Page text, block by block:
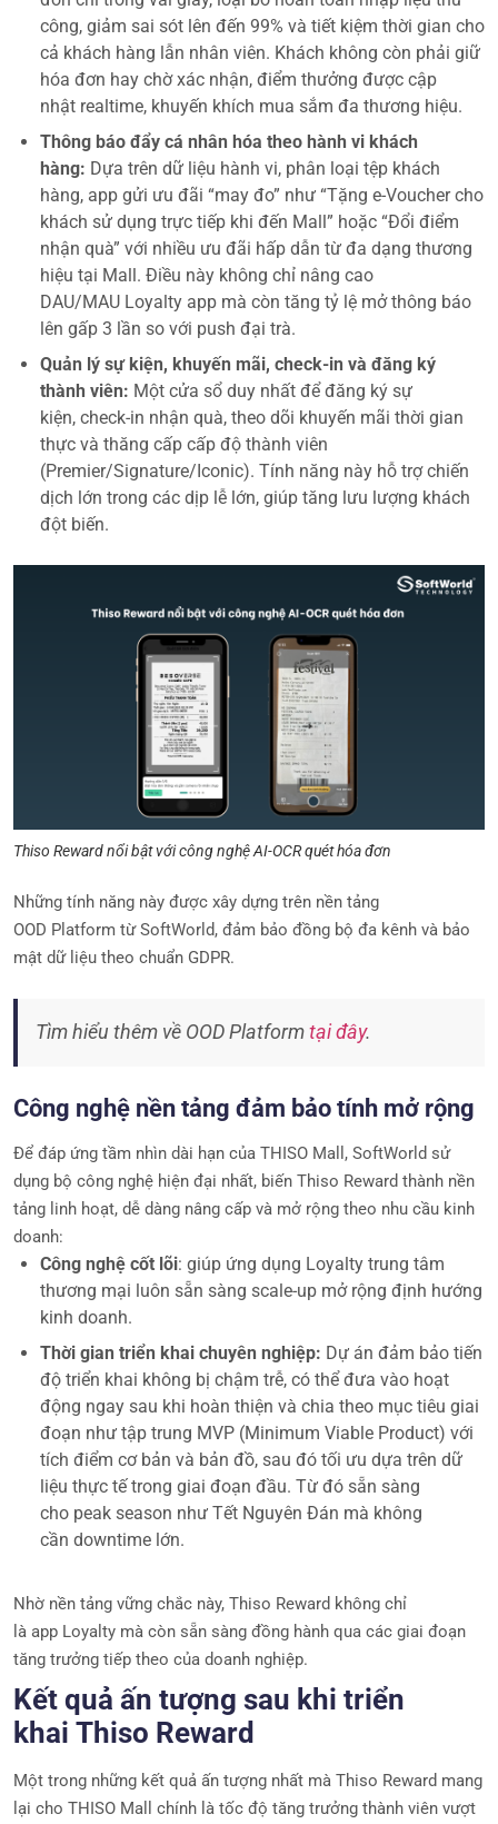
công, giảm sai sót lên đến 99% và tiết kiệm thời gian cho
cả khách hàng lẫn nhân viên. Khách không còn phải giữ
hóa đơn hay chờ xác nhận, điểm thưởng được cập
nhật realtime, khuyến khích mua sắm đa thương hiệu.
Thông báo đẩy cá nhân hóa theo hành vi khách
hàng: Dựa trên dữ liệu hành vi, phân loại tệp khách
hàng, app gửi ưu đãi “may đo” như “Tặng e-Voucher cho
khách sử dụng trực tiếp khi đến Mall” hoặc “Đổi điểm
nhận quà” với nhiều ưu đãi hấp dẫn từ đa dạng thương
hiệu tại Mall. Điều này không chỉ nâng cao
DAU/MAU Loyalty app mà còn tăng tỷ lệ mở thông báo
lên gấp 3 lần so với push đại trà.
Quản lý sự kiện, khuyến mãi, check-in và đăng ký
thành viên: Một cửa sổ duy nhất để đăng ký sự
kiện, check-in nhận quà, theo dõi khuyến mãi thời gian
thực và thăng cấp cấp độ thành viên
(Premier/Signature/Iconic). Tính năng này hỗ trợ chiến
dịch lớn trong các dịp lễ lớn, giúp tăng lưu lượng khách
đột biến.
Thiso Reward nổi bật với công nghệ AI-OCR quét hóa đơn
Những tính năng này được xây dựng trên nền tảng
OOD Platform từ SoftWorld, đảm bảo đồng bộ đa kênh và bảo
mật dữ liệu theo chuẩn GDPR.
Tìm hiểu thêm về OOD Platform tại đây.
Công nghệ nền tảng đảm bảo tính mở rộng
Để đáp ứng tầm nhìn dài hạn của THISO Mall, SoftWorld sử
dụng bộ công nghệ hiện đại nhất, biến Thiso Reward thành nền
tảng linh hoạt, dễ dàng nâng cấp và mở rộng theo nhu cầu kinh
doanh:
Công nghệ cốt lõi: giúp ứng dụng Loyalty trung tâm
thương mại luôn sẵn sàng scale-up mở rộng định hướng
kinh doanh.
Thời gian triển khai chuyên nghiệp: Dự án đảm bảo tiến
độ triển khai không bị chậm trễ, có thể đưa vào hoạt
động ngay sau khi hoàn thiện và chia theo mục tiêu giai
đoạn như tập trung MVP (Minimum Viable Product) với
tích điểm cơ bản và bản đồ, sau đó tối ưu dựa trên dữ
liệu thực tế trong giai đoạn đầu. Từ đó sẵn sàng
cho peak season như Tết Nguyên Đán mà không
cần downtime lớn.
Nhờ nền tảng vững chắc này, Thiso Reward không chỉ
là app Loyalty mà còn sẵn sàng đồng hành qua các giai đoạn
tăng trưởng tiếp theo của doanh nghiệp.
Kết quả ấn tượng sau khi triển
khai Thiso Reward
Một trong những kết quả ấn tượng nhất mà Thiso Reward mang
lại cho THISO Mall chính là tốc độ tăng trưởng thành viên vượt